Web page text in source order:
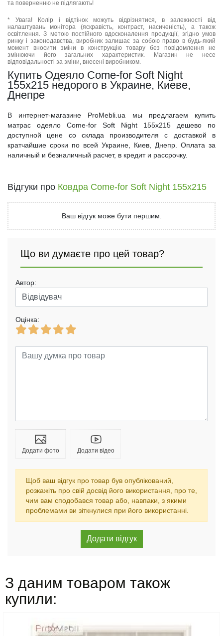
та поверненню не підлягають!
* Увага! Колір і відтінок можуть відрізнятися, в залежності від
налаштувань монітора (яскравість, контраст, насиченість), а також
освітлення. З метою постійного вдосконалення продукції, згідно умов
ринку і законодавства, виробник залишає за собою право в будь-який
момент вносити зміни в конструкцію товару без повідомлення не
змінюючи його загальних характеристик. Магазин не несе
відповідальності за зміни, внесені виробником.
Купить Одеяло Come-for Soft Night
155x215 недорого в Украине, Киеве,
Днепре
В интернет-магазине ProMebli.ua мы предлагаем купить
матрас одеяло Come-for Soft Night 155x215 дешево по
доступной цене со склада производителя с доставкой в
кратчайшие сроки по всей Украине, Киев, Днепр. Оплата за
наличный и безналичный расчет, в кредит и рассрочку.
Відгуки про Ковдра Come-for Soft Night 155x215
Ваш відгук може бути першим.
Що ви думаєте про цей товар?
Автор:
Оцінка:
Додати фото Додати відео
Щоб ваш відгук про товар був опублікований,
розкажіть про свій досвід його використання, про те,
чим вам сподобався товар або, навпаки, з якими
проблемами ви зіткнулися при його використанні.
З даним товаром також
купили: